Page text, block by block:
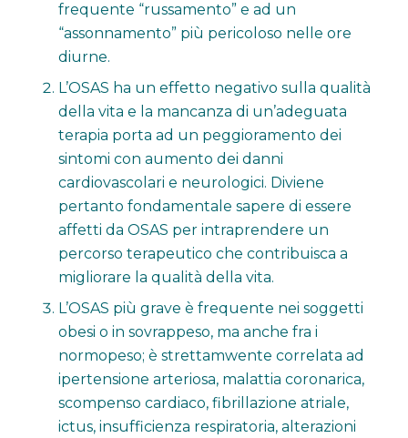
frequente “russamento” e ad un
“assonnamento” più pericoloso nelle ore
diurne.
L’OSAS ha un effetto negativo sulla qualità
della vita e la mancanza di un’adeguata
terapia porta ad un peggioramento dei
sintomi con aumento dei danni
cardiovascolari e neurologici. Diviene
pertanto fondamentale sapere di essere
affetti da OSAS per intraprendere un
percorso terapeutico che contribuisca a
migliorare la qualità della vita.
L’OSAS più grave è frequente nei soggetti
obesi o in sovrappeso, ma anche fra i
normopeso; è strettamwente correlata ad
ipertensione arteriosa, malattia coronarica,
scompenso cardiaco, fibrillazione atriale,
ictus, insufficienza respiratoria, alterazioni